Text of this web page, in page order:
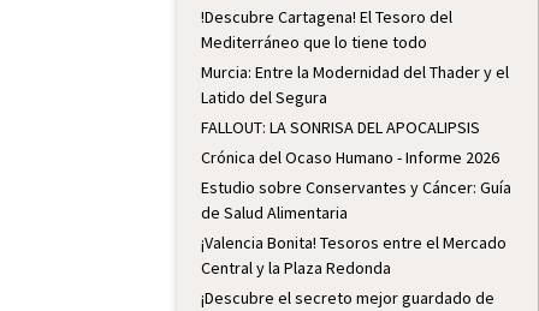
!Descubre Cartagena! El Tesoro del
Mediterráneo que lo tiene todo
Murcia: Entre la Modernidad del Thader y el
Latido del Segura
FALLOUT: LA SONRISA DEL APOCALIPSIS
Crónica del Ocaso Humano - Informe 2026
Estudio sobre Conservantes y Cáncer: Guía
de Salud Alimentaria
¡Valencia Bonita! Tesoros entre el Mercado
Central y la Plaza Redonda
¡Descubre el secreto mejor guardado de